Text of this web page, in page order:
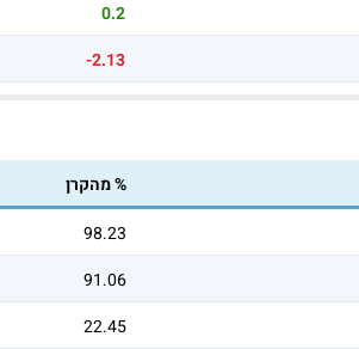
0.2
-2.13
% מהקרן
98.23
91.06
22.45